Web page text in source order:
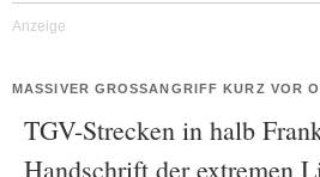
MASSIVER GROSSANGRIFF KURZ VOR
TGV-Strecken in halb
Handschrift der extremen